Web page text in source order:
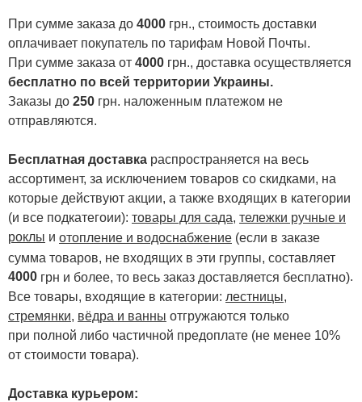
При сумме заказа до 4000 грн., стоимость доставки
оплачивает покупатель по тарифам Новой Почты.
При сумме заказа от 4000 грн., доставка осуществляется
бесплатно по всей территории Украины.
Заказы до 250 грн. наложенным платежом не
отправляются.
Бесплатная доставка распространяется на весь
ассортимент, за исключением товаров со скидками, на
которые действуют акции, а также входящих в категории
(и все подкатегоии): товары для сада, тележки ручные и
роклы и отопление и водоснабжение (если в заказе
сумма товаров, не входящих в эти группы, составляет
4000 грн и более, то весь заказ доставляется бесплатно).
Все товары, входящие в категории: лестницы,
стремянки, вёдра и ванны отгружаются только
при полной либо частичной предоплате (не менее 10%
от стоимости товара).
Доставка курьером: